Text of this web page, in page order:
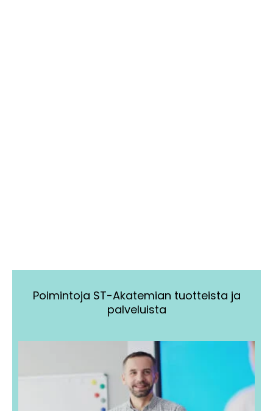
Poimintoja ST-Akatemian tuotteista ja
palveluista
useampi
useampi